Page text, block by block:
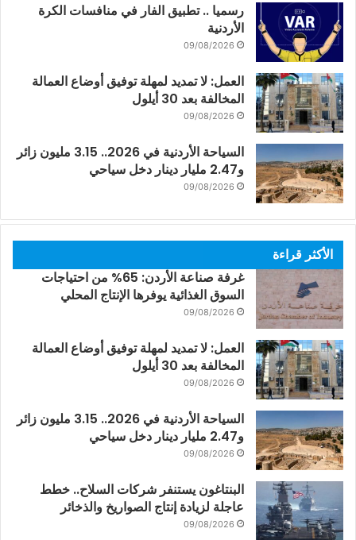
رسميا .. تطبيق الفار في منافسات الكرة
الأردنية
09/08/2026
العمل: لا تمديد لمهلة توفيق أوضاع العمالة
المخالفة بعد 30 أيلول
09/08/2026
السياحة الأردنية في 2026.. 3.15 مليون زائر
و2.47 مليار دينار دخل سياحي
09/08/2026
الأكثر قراءة
غرفة صناعة الأردن: 65% من احتياجات
السوق الغذائية يوفرها الإنتاج المحلي
09/08/2026
العمل: لا تمديد لمهلة توفيق أوضاع العمالة
المخالفة بعد 30 أيلول
09/08/2026
السياحة الأردنية في 2026.. 3.15 مليون زائر
و2.47 مليار دينار دخل سياحي
09/08/2026
البنتاغون يستنفر شركات السلاح.. خطط
عاجلة لزيادة إنتاج الصواريخ والذخائر
09/08/2026